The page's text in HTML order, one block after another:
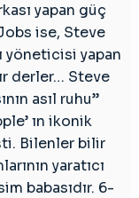
yapan güç
ise, Steve
yöneticisi yapan
derler… Steve
asıl ruhu”
ın ikonik
Bilenler bilir
yaratıcı
babasıdır. 6-